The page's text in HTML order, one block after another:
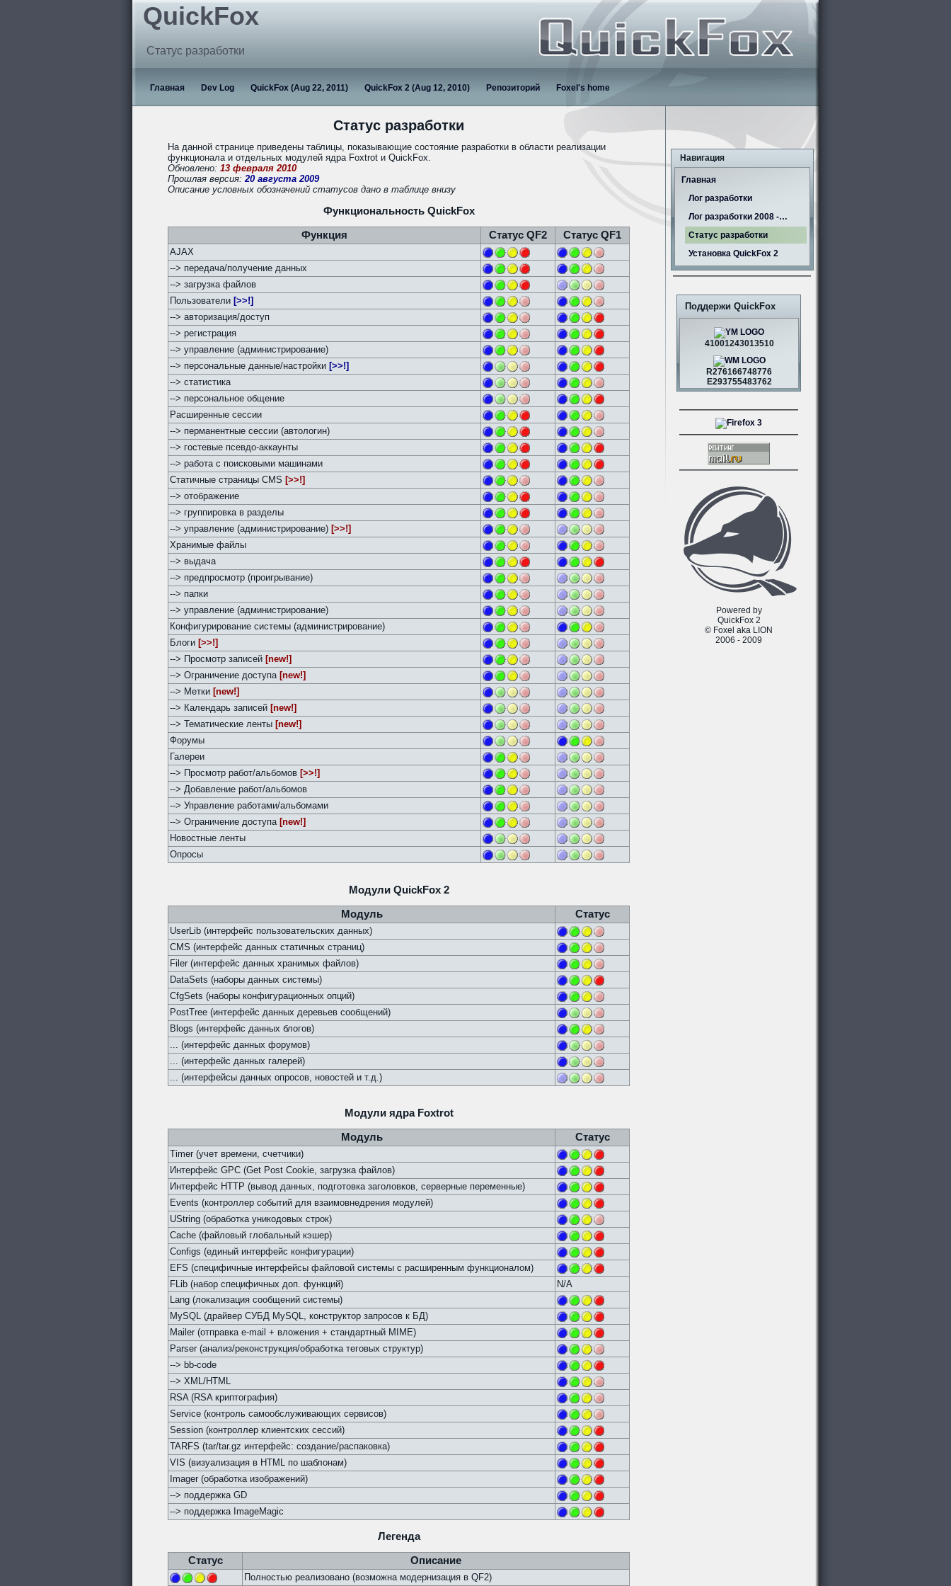
QuickFox
Статус разработки
Главная Dev Log QuickFox (Aug 22, 2011) QuickFox 2 (Aug 12, 2010) Репозиторий Foxel's home
Статус разработки
На данной странице приведены таблицы, показывающие состояние разработки в области реализации
функционала и отдельных модулей ядра Foxtrot и QuickFox.
Обновлено: 13 февраля 2010
Прошлая версия:20 августа 2009
Описание условных обозначений статусов дано в таблице внизу
Функциональность QuickFox
Функция Статус QF2 Статус QF1
AJAX
--> передача/получение данных
--> загрузка файлов
Пользователи [>>!]
--> авторизация/доступ
--> регистрация
--> управление (администрирование)
--> персональные данные/настройки [>>!]
--> статистика
--> персональное общение
Расширенные сессии
--> перманентные сессии (автологин)
--> гостевые псевдо-аккаунты
--> работа с поисковыми машинами
Статичные страницы CMS [>>!]
--> отображение
--> группировка в разделы
--> управление (администрирование) [>>!]
Хранимые файлы
--> выдача
--> предпросмотр (проигрывание)
--> папки
--> управление (администрирование)
Конфигурирование системы (администрирование)
Блоги [>>!]
--> Просмотр записей [new!]
--> Ограничение доступа [new!]
--> Метки [new!]
--> Календарь записей [new!]
--> Тематические ленты [new!]
Форумы
Галереи
--> Просмотр работ/альбомов [>>!]
--> Добавление работ/альбомов
--> Управление работами/альбомами
--> Ограничение доступа [new!]
Новостные ленты
Опросы
Модули QuickFox 2
Модуль Статус
UserLib (интерфейс пользовательских данных)
CMS (интерфейс данных статичных страниц)
Filer (интерфейс данных хранимых файлов)
DataSets (наборы данных системы)
CfgSets (наборы конфигурационных опций)
PostTree (интерфейс данных деревьев сообщений)
Blogs (интерфейс данных блогов)
... (интерфейс данных форумов)
... (интерфейс данных галерей)
... (интерфейсы данных опросов, новостей и т.д.)
Модули ядра Foxtrot
Модуль Статус
Timer (учет времени, счетчики)
Интерфейс GPC (Get Post Cookie, загрузка файлов)
Интерфейс HTTP (вывод данных, подготовка заголовков, серверные переменные)
Events (контроллер событий для взаимовнедрения модулей)
UString (обработка уникодовых строк)
Cache (файловый глобальный кэшер)
Configs (единый интерфейс конфигурации)
EFS (специфичные интерфейсы файловой системы с расширенным функционалом)
FLib (набор специфичных доп. функций)
N/A
Lang (локализация сообщений системы)
MySQL (драйвер СУБД MySQL, конструктор запросов к БД)
Mailer (отправка e-mail + вложения + стандартный MIME)
Parser (анализ/реконструкция/обработка теговых структур)
--> bb-code
--> XML/HTML
RSA (RSA криптография)
Service (контроль самообслуживающих сервисов)
Session (контроллер клиентских сессий)
TARFS (tar/tar.gz интерфейс: создание/распаковка)
VIS (визуализация в HTML по шаблонам)
Imager (обработка изображений)
--> поддержка GD
--> поддержка ImageMagic
Легенда
Статус Описание
Полностью реализовано (возможна модернизация в QF2)
Навигация
Главная
Лог разработки
Лог разработки 2008 -…
Статус разработки
Установка QuickFox 2
Поддержи QuickFox
41001243013510
R276166748776
E293755483762
Powered by
QuickFox 2
© Foxel aka LION
2006 - 2009